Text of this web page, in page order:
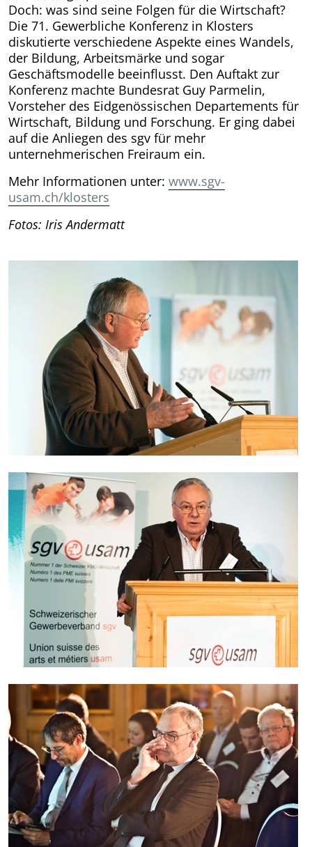
Doch: was sind seine Folgen für die Wirtschaft?
Die 71. Gewerbliche Konferenz in Klosters
diskutierte verschiedene Aspekte eines Wandels,
der Bildung, Arbeits­märke und sogar
Geschäftsmodelle beeinflusst. Den Auftakt zur
Konferenz machte Bundesrat Guy Parmelin,
Vorsteher des Eidgenössischen Departements für
Wirtschaft, Bildung und Forschung. Er ging dabei
auf die Anliegen des sgv für mehr
unternehmerischen Freiraum ein.
Mehr Informationen unter: www.sgv-
usam.ch/klosters
Fotos: Iris Andermatt